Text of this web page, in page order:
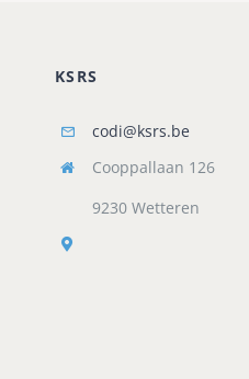
KSRS
codi@ksrs.be
Cooppallaan 126
9230 Wetteren